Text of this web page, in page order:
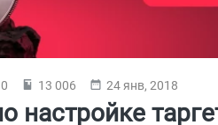
0 13 006 24 янв, 2018
настройке